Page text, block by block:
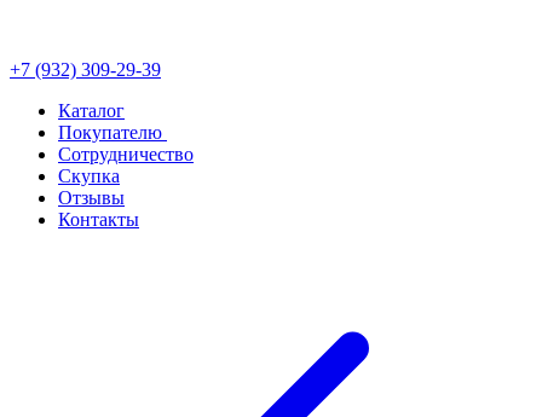
+7 (932) 309-29-39
Каталог
Покупателю
Сотрудничество
Скупка
Отзывы
Контакты